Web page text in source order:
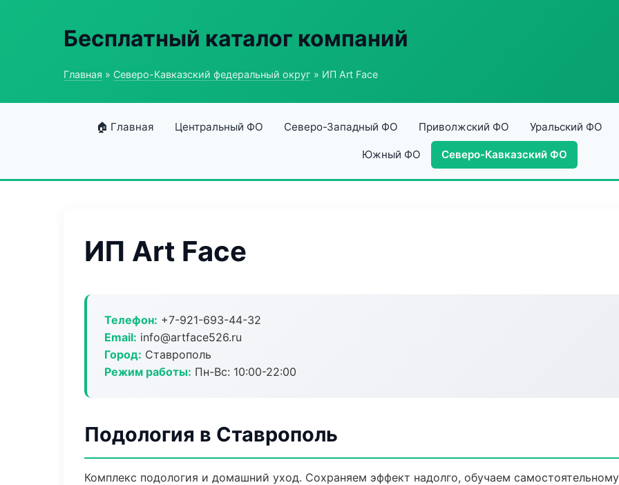
Бесплатный каталог компаний
Главная » Северо-Кавказский федеральный округ » ИП Art Face
🏠 Главная Центральный ФО Северо-Западный ФО Приволжский ФО Уральский ФО
Южный ФО Северо-Кавказский ФО
ИП Art Face
Телефон: +7-921-693-44-32
Email: info@artface526.ru
Город: Ставрополь
Режим работы: Пн-Вс: 10:00-22:00
Подология в Ставрополь
Комплекс подология и домашний уход. Сохраняем эффект надолго, обучаем